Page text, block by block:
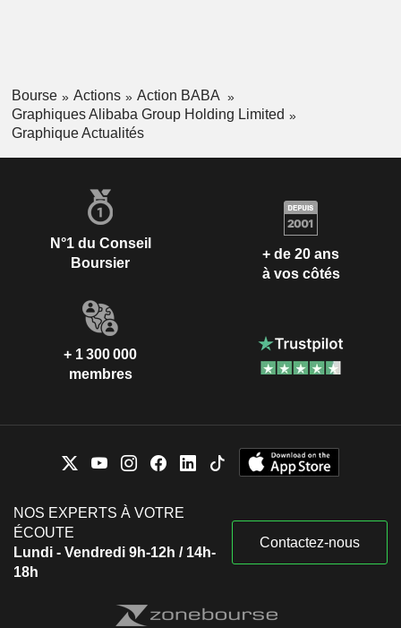
Bourse Actions
Action BABA
Graphiques Alibaba Group Holding Limited
Graphique Actualités
N°1 du Conseil
Boursier
+ de 20 ans
à vos côtés
+ 1 300 000
membres
NOS EXPERTS À VOTRE
ÉCOUTE
Lundi - Vendredi 9h-12h / 14h-
18h
Contactez-nous